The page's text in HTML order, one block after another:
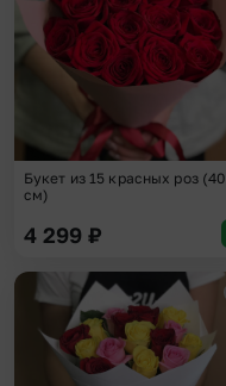
Букет из 15 красных роз (40
см)
4 299 ₽